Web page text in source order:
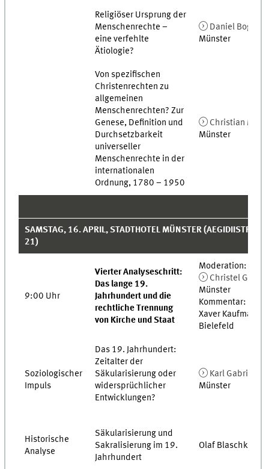
Religiöser Ursprung der
Menschenrechte –
eine verfehlte
Ätiologie?
Daniel Bogner
Münster
Von spezifischen
Christenrechten zu
allgemeinen
Menschenrechten? Zur
Genese, Definition und
Durchsetzbarkeit
universeller
Menschenrechte in der
internationalen
Ordnung, 1780 – 1950
Christian
Münster
SAMSTAG, 16. APRIL, STADTHOTEL MÜNSTER (AEGIDIISTRASSE
1)
9:00 Uhr
Vierter Analyseschritt:
Das lange 19.
Jahrhundert und die
rechtliche Trennung
von Kirche und Staat
Moderation:
Christel
Münster
Kommentar:
Xaver Kaufmann,
Bielefeld
Soziologischer
Impuls
Das 19. Jahrhundert:
Zeitalter der
Säkularisierung oder
widersprüchlicher
Entwicklungen?
Karl Gabriel
Münster
Historische
Analyse
Säkularisierung und
Sakralisierung im 19.
Jahrhundert
Olaf Blaschke,